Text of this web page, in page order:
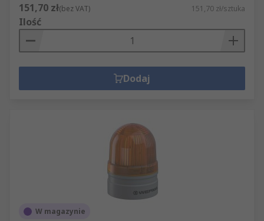
151,70 zł(bez VAT) 151,70 zł/sztuka
Ilość
Dodaj
W magazynie